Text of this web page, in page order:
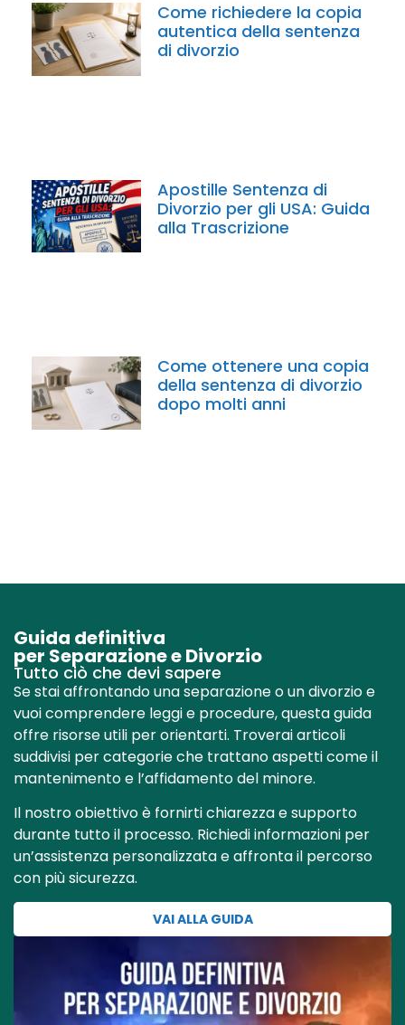
Come richiedere la copia
autentica della sentenza
di divorzio
Apostille Sentenza di
Divorzio per gli USA: Guida
alla Trascrizione
Come ottenere una copia
della sentenza di divorzio
dopo molti anni
Guida definitiva
per Separazione e Divorzio
Tutto ciò che devi sapere
Se stai affrontando una separazione o un divorzio e
vuoi comprendere leggi e procedure, questa guida
offre risorse utili per orientarti. Troverai articoli
suddivisi per categorie che trattano aspetti come il
mantenimento e l’affidamento del minore.
Il nostro obiettivo è fornirti chiarezza e supporto
durante tutto il processo. Richiedi informazioni per
un’assistenza personalizzata e affronta il percorso
con più sicurezza.
VAI ALLA GUIDA